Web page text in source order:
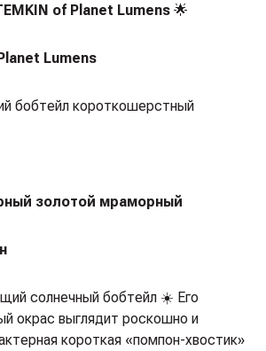
of Planet Lumens 🌟
Lumens
бобтейл короткошерстный
золотой мраморный
солнечный бобтейл ☀️ Его
окрас выглядит роскошно и
короткая «помпон-хвостик»